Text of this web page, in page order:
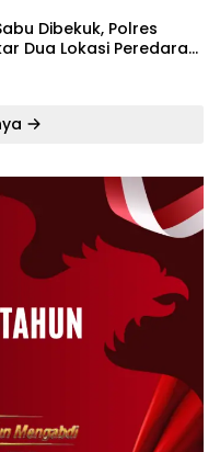
Dibekuk, Polres
Dua Lokasi Peredaran